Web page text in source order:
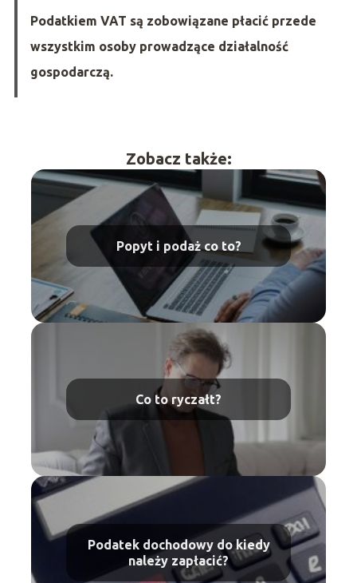
Podatkiem VAT są zobowiązane płacić przede
wszystkim osoby prowadzące działalność
gospodarczą.
Zobacz także:
Popyt i podaż co to?
Co to ryczałt?
Podatek dochodowy do kiedy
należy zapłacić?